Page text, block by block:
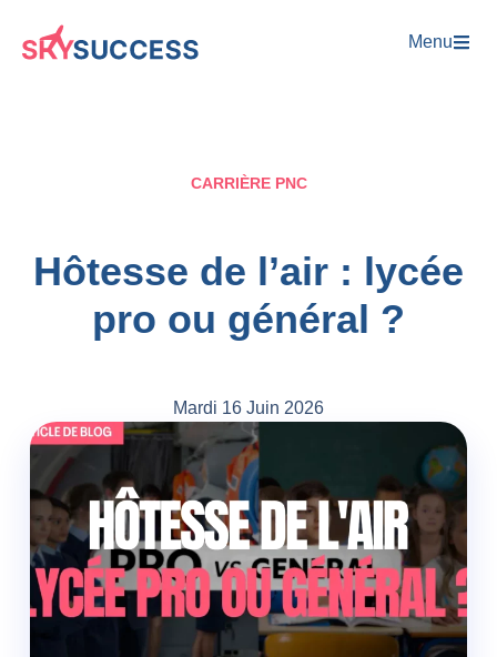
Menu
CARRIÈRE PNC
Hôtesse de l’air : lycée
pro ou général ?
Mardi 16 Juin 2026